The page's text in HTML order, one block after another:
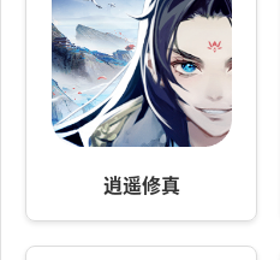
逍遥修真